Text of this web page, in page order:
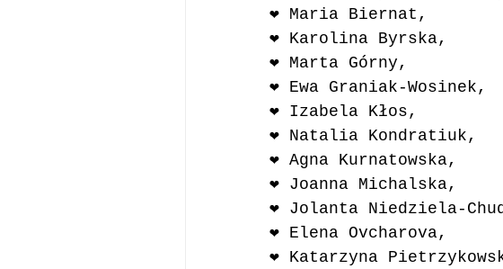
❤️ Maria Biernat,
❤️ Karolina Byrska,
❤️ Marta Górny,
❤️ Ewa Graniak-Wosinek,
❤️ Izabela Kłos,
❤️ Natalia Kondratiuk,
❤️ Agna Kurnatowska,
❤️ Joanna Michalska,
❤️ Jolanta Niedziela-
❤️ Elena Ovcharova,
❤️ Katarzyna